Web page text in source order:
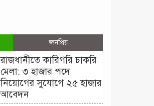
জনপ্রিয়
রাজধানীতে কারিগরি চাকরি
মেলা: ৩ হাজার পদে
নিয়োগের সুযোগে ২৫ হাজার
আবেদন